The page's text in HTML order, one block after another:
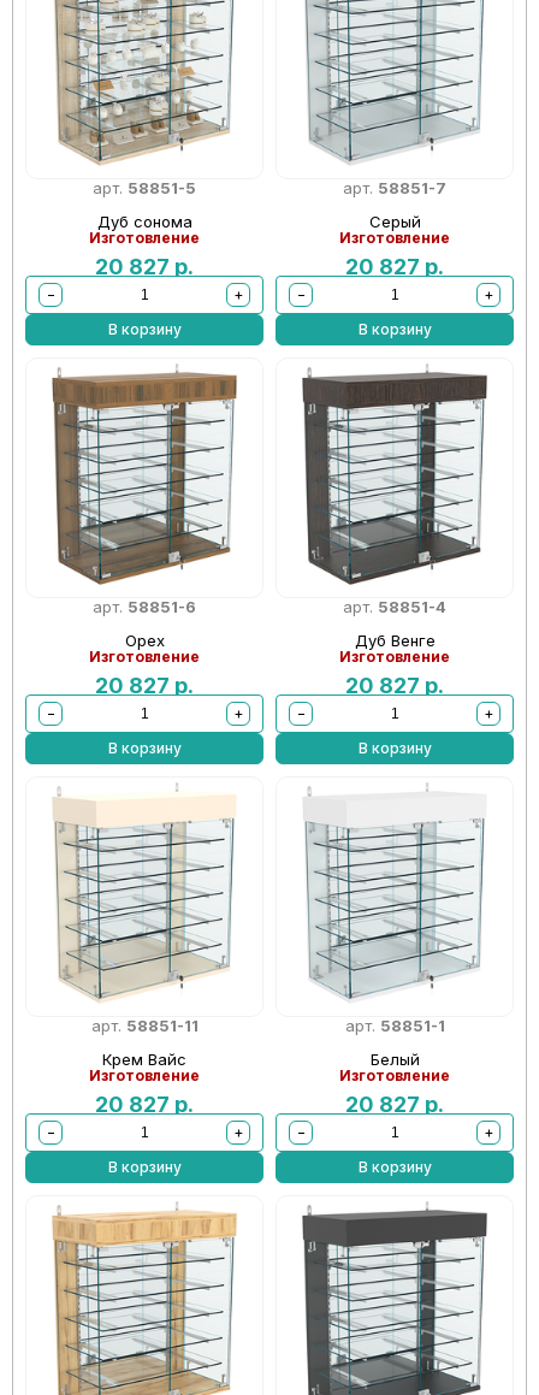
арт. 58851-5
Дуб сонома
Изготовление
20 827 р.
−
+
В корзину
арт. 58851-7
Серый
Изготовление
20 827 р.
−
+
В корзину
арт. 58851-6
Орех
Изготовление
20 827 р.
−
+
В корзину
арт. 58851-4
Дуб Венге
Изготовление
20 827 р.
−
+
В корзину
арт. 58851-11
Крем Вайс
Изготовление
20 827 р.
−
+
В корзину
арт. 58851-1
Белый
Изготовление
20 827 р.
−
+
В корзину